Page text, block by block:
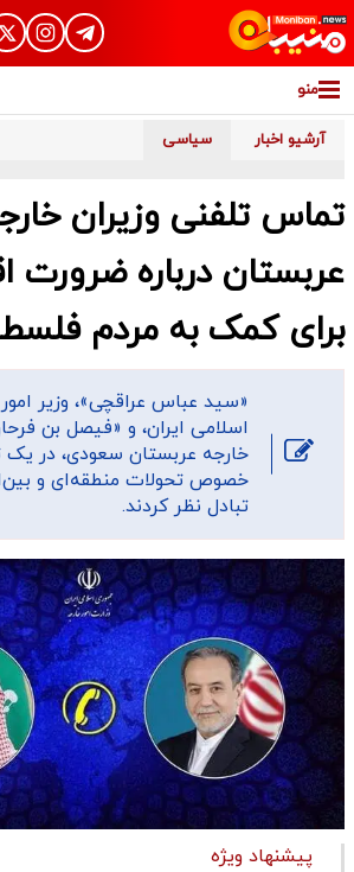
منو
آرشیو اخبار سیاسی
تماس تلفنی وزیران
عربستان درباره ضرورت
برای کمک به مردم
«سید عباس عراقچی»، وزیر
اسلامی ایران، و «فیصل بن
خارجه عربستان سعودی، در یک
خصوص تحولات منطقه‌ای و
تبادل نظر کردند.
پیشنهاد ویژه